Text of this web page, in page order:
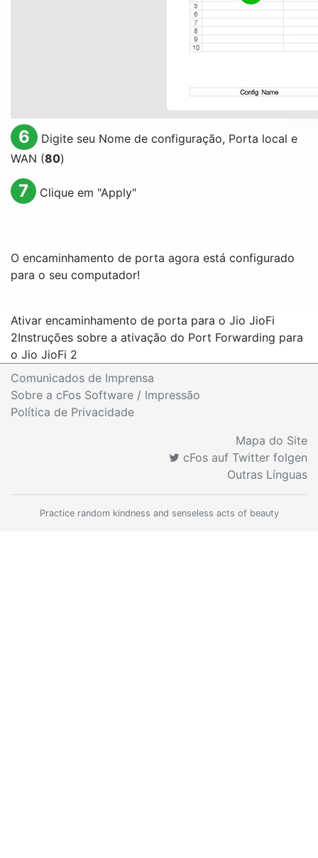
6
Digite seu Nome de configuração, Porta local e
WAN (80)
7 Clique em "Apply"
O encaminhamento de porta agora está configurado
para o seu computador!
Ativar encaminhamento de porta para o Jio JioFi
2Instruções sobre a ativação do Port Forwarding para
o Jio JioFi 2
Comunicados de Imprensa
Sobre a cFos Software / Impressão
Política de Privacidade
Mapa do Site
cFos auf Twitter folgen
Outras Línguas
Practice random kindness and senseless acts of beauty